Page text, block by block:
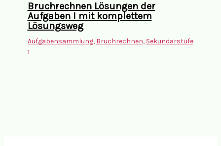
Bruchrechnen Lösungen der
Aufgaben I mit komplettem
Lösungsweg
Aufgabensammlung, Bruchrechnen, Sekundarstufe
1